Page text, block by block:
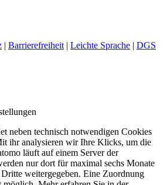
| Barrierefreiheit | Leichte Sprache | DGS
neben technisch notwendigen Cookies
ihr analysieren wir Ihre Klicks, um die
läuft auf einem Server der
nur dort für maximal sechs Monate
weitergegeben. Eine Zuordnung